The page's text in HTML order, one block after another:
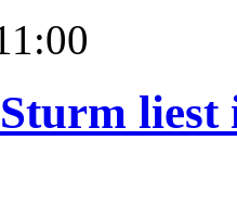
liest